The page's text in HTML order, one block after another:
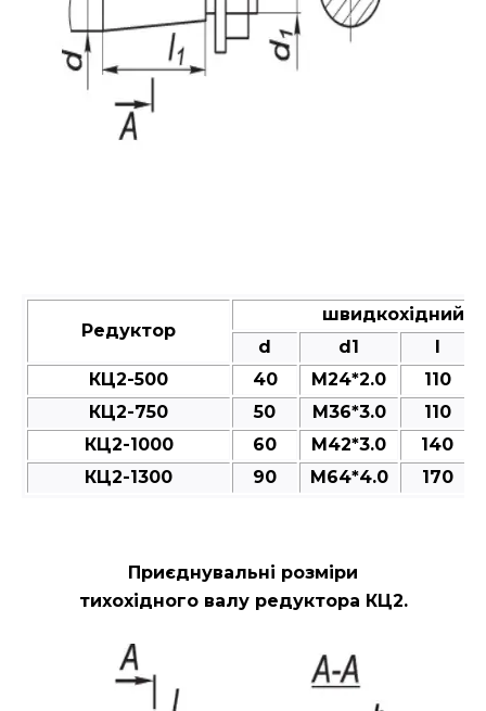
Редуктор
швидкохідний
d
d1
l
КЦ2-500
40 M24*2.0
110
КЦ2-750
50 M36*3.0
110
КЦ2-1000
60 M42*3.0
140
КЦ2-1300
90 M64*4.0 170
Приєднувальні розміри
тихохідного валу редуктора КЦ2.